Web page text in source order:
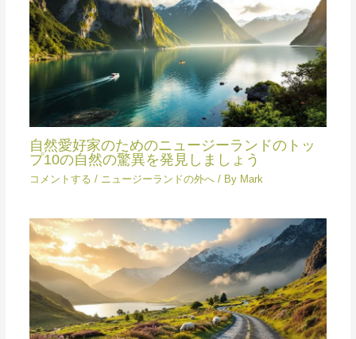
自然愛好家のためのニュージーランドのトッ
プ10の自然の驚異を発見しましょう
コメントする / ニュージーランドの外へ/ By Mark